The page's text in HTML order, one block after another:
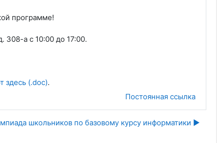
программе!
308-а с 10:00 до 17:00.
здесь (.doc).
Постоянная ссылка
школьников по базовому курсу информатики ▶︎